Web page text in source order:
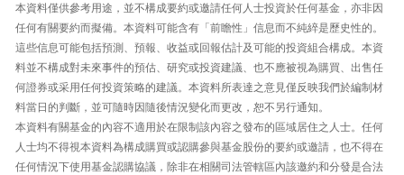
本資料僅供參考用途，並不構成要約或邀請任何人士投資於任何基金，亦非因
任何有關要約而擬備。本資料可能含有「前瞻性」信息而不純綷是歷史性的。
這些信息可能包括預測、預報、收益或回報估計及可能的投資組合構成。本資
料並不構成對未來事件的預估、研究或投資建議、也不應被視為購買、出售任
何證券或采用任何投資策略的建議。本資料所表達之意見僅反映我們於編制材
料當日的判斷，並可隨時因隨後情況變化而更改，恕不另行通知。
本資料有關基金的內容不適用於在限制該內容之發布的區域居住之人士。任何
人士均不得視本資料為構成購買或認購參與基金股份的要約或邀請，也不得在
任何情況下使用基金認購協議，除非在相關司法管轄區內該邀約和分發是合法